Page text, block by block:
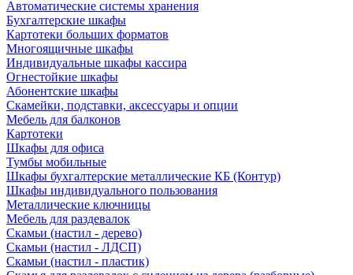
Автоматические системы хранения
Бухгалтерские шкафы
Картотеки больших форматов
Многоящичные шкафы
Индивидуальные шкафы кассира
Огнестойкие шкафы
Абонентские шкафы
Скамейки, подставки, аксессуары и опции
Мебель для балконов
Картотеки
Шкафы для офиса
Тумбы мобильные
Шкафы бухгалтерские металлические КБ (Контур)
Шкафы индивидуального пользования
Металлические ключницы
Мебель для раздевалок
Скамьи (настил - дерево)
Скамьи (настил - ЛДСП)
Скамьи (настил - пластик)